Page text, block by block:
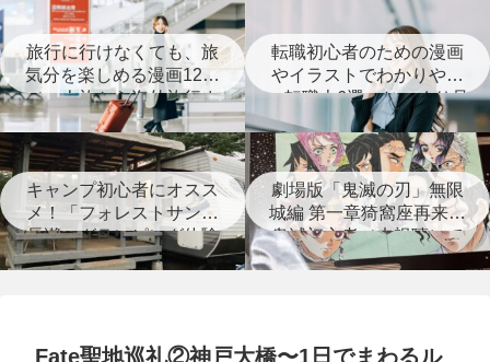
旅行に行けなくても、旅
気分を楽しめる漫画12選
（一人旅から海外旅行ま
で）
転職初心者のための漫画
やイラストでわかりやす
い転職本6選＋じっくり見
つめなおす本3選
キャンプ初心者にオスス
メ！「フォレストサンズ
長瀞」グランピング体験
レポート
劇場版「鬼滅の刃」無限
城編 第一章猗窩座再来は
鬼滅初心者（未視聴）で
も楽しめる？
Fate聖地巡礼②神戸大橋〜1日でまわるル